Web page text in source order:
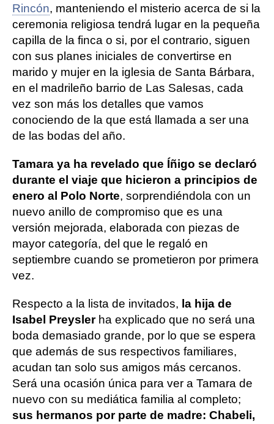
Rincón, manteniendo el misterio acerca de si la
ceremonia religiosa tendrá lugar en la pequeña
capilla de la finca o si, por el contrario, siguen
con sus planes iniciales de convertirse en
marido y mujer en la iglesia de Santa Bárbara,
en el madrileño barrio de Las Salesas, cada
vez son más los detalles que vamos
conociendo de la que está llamada a ser una
de las bodas del año.
Tamara ya ha revelado que Íñigo se declaró
durante el viaje que hicieron a principios de
enero al Polo Norte, sorprendiéndola con un
nuevo anillo de compromiso que es una
versión mejorada, elaborada con piezas de
mayor categoría, del que le regaló en
septiembre cuando se prometieron por primera
vez.
Respecto a la lista de invitados, la hija de
Isabel Preyslerha explicado que no será una
boda demasiado grande, por lo que se espera
que además de sus respectivos familiares,
acudan tan solo sus amigos más cercanos.
Será una ocasión única para ver a Tamara de
nuevo con su mediática familia al completo;
sus hermanos por parte de madre: Chabeli,